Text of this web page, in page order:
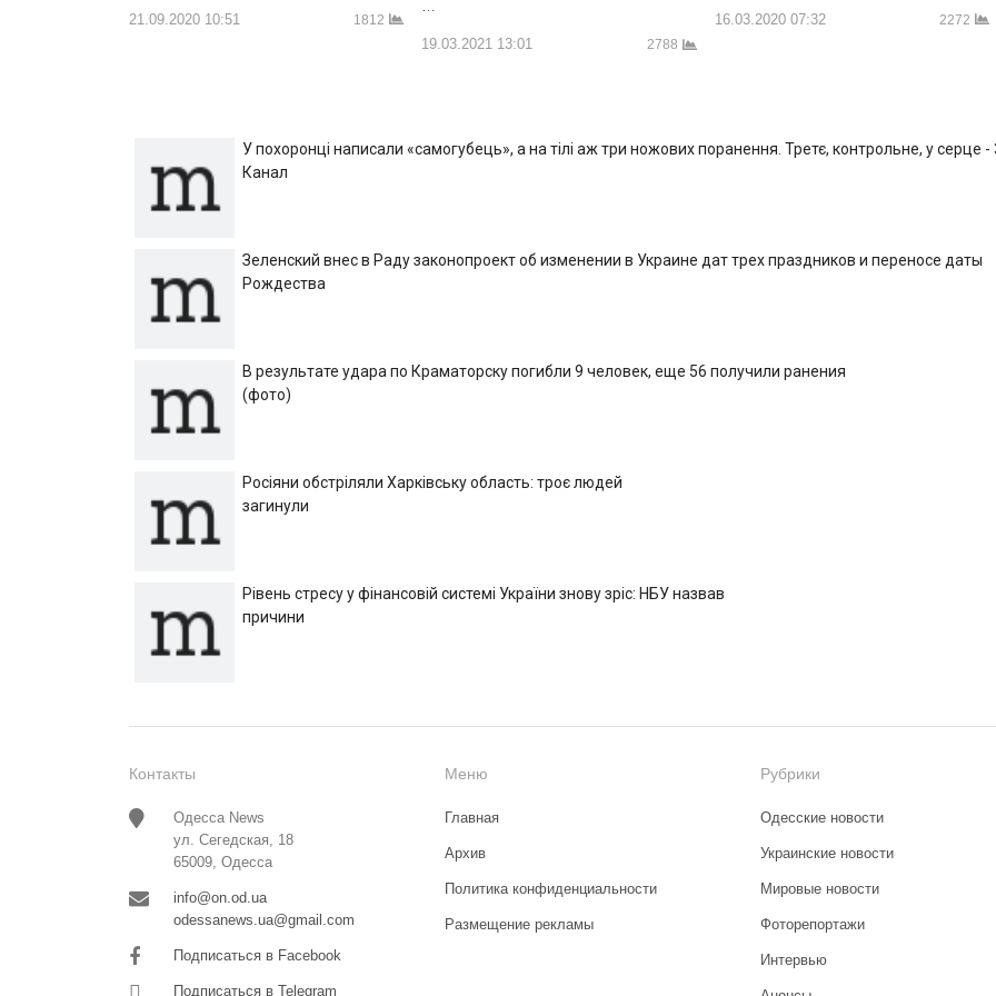
21.09.2020 10:51 1812
19.03.2021 13:01 2788
16.03.2020 07:32 2272
У похоронці написали «самогубець», а на тілі аж три ножових поранення. Третє, контрольне, у серце -
Канал
Зеленский внес в Раду законопроект об изменении в Украине дат трех праздников и переносе даты
Рождества
В результате удара по Краматорску погибли 9 человек, еще 56 получили ранения
(фото)
Росіяни обстріляли Харківську область: троє людей
загинули
Рівень стресу у фінансовій системі України знову зріс: НБУ назвав
причини
Контакты
Одесса News
ул. Сегедская, 18
65009, Одесса
info@on.od.ua
odessanews.ua@gmail.com
Подписаться в Facebook
Подписаться в Telegram
Меню
Главная
Архив
Политика конфиденциальности
Размещение рекламы
Рубрики
Одесские новости
Украинские новости
Мировые новости
Фоторепортажи
Интервью